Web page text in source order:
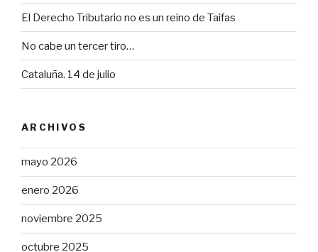
El Derecho Tributario no es un reino de Taifas
No cabe un tercer tiro…
Cataluña. 14 de julio
ARCHIVOS
mayo 2026
enero 2026
noviembre 2025
octubre 2025